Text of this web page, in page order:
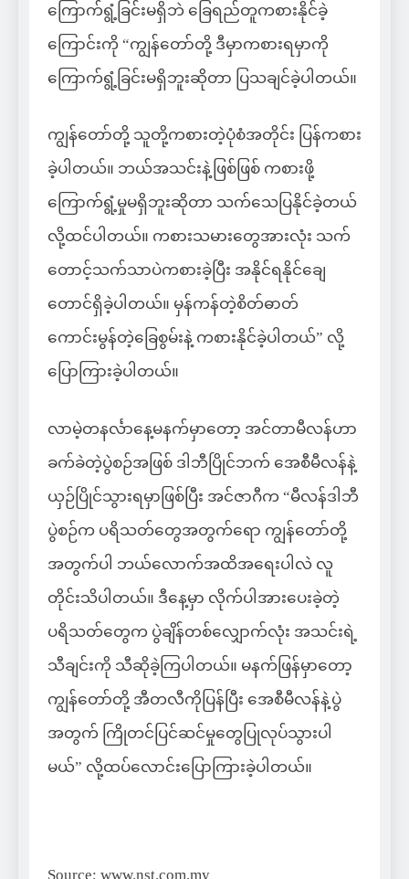
ကြောက်ရွံ့ခြင်းမရှိဘဲ ခြေရည်တူကစားနိုင်ခဲ့
ကြောင်းကို “ကျွန်တော်တို့ ဒီမှာကစားရမှာကို
ကြောက်ရွံ့ခြင်းမရှိဘူးဆိုတာ ပြသချင်ခဲ့ပါတယ်။
ကျွန်တော်တို့ သူတို့ကစားတဲ့ပုံစံအတိုင်း ပြန်ကစား
ခဲ့ပါတယ်။ ဘယ်အသင်းနဲ့ဖြစ်ဖြစ် ကစားဖို့
ကြောက်ရွံ့မှုမရှိဘူးဆိုတာ သက်သေပြနိုင်ခဲ့တယ်
လို့ထင်ပါတယ်။ ကစားသမားတွေအားလုံး သက်
တောင့်သက်သာပဲကစားခဲ့ပြီး အနိုင်ရနိုင်ချေ
တောင်ရှိခဲ့ပါတယ်။ မှန်ကန်တဲ့စိတ်ဓာတ်
ကောင်းမွန်တဲ့ခြေစွမ်းနဲ့ ကစားနိုင်ခဲ့ပါတယ်” လို့
ပြောကြားခဲ့ပါတယ်။
လာမဲ့တနင်္လာနေ့မနက်မှာတော့ အင်တာမီလန်ဟာ
ခက်ခဲတဲ့ပွဲစဉ်အဖြစ် ဒါဘီပြိုင်ဘက် အေစီမီလန်နဲ့
ယှဉ်ပြိုင်သွားရမှာဖြစ်ပြီး အင်ဇာဂီက “မီလန်ဒါဘီ
ပွဲစဉ်က ပရိသတ်တွေအတွက်ရော ကျွန်တော်တို့
အတွက်ပါ ဘယ်လောက်အထိအရေးပါလဲ လူ
တိုင်းသိပါတယ်။ ဒီနေ့မှာ လိုက်ပါအားပေးခဲ့တဲ့
ပရိသတ်တွေက ပွဲချိန်တစ်လျှောက်လုံး အသင်းရဲ့
သီချင်းကို သီဆိုခဲ့ကြပါတယ်။ မနက်ဖြန်မှာတော့
ကျွန်တော်တို့ အီတလီကိုပြန်ပြီး အေစီမီလန်နဲ့ပွဲ
အတွက် ကြိုတင်ပြင်ဆင်မှုတွေပြုလုပ်သွားပါ
မယ်” လို့ထပ်လောင်းပြောကြားခဲ့ပါတယ်။
Source: www.nst.com.my